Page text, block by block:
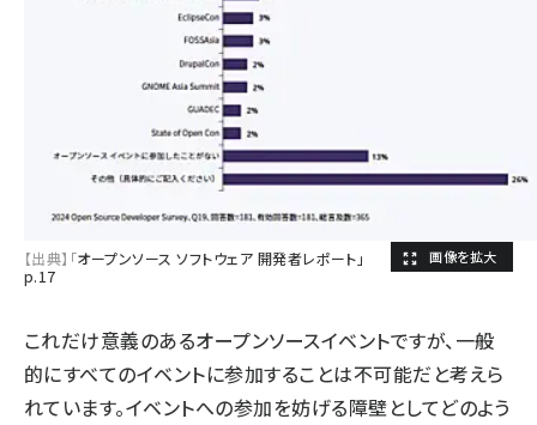
【出典】「オープンソース ソフトウェア 開発者レポート」
p.17
これだけ意義のあるオープンソースイベントですが、一般
的にすべてのイベントに参加することは不可能だと考えら
れています。イベントへの参加を妨げる障壁としてどのよう